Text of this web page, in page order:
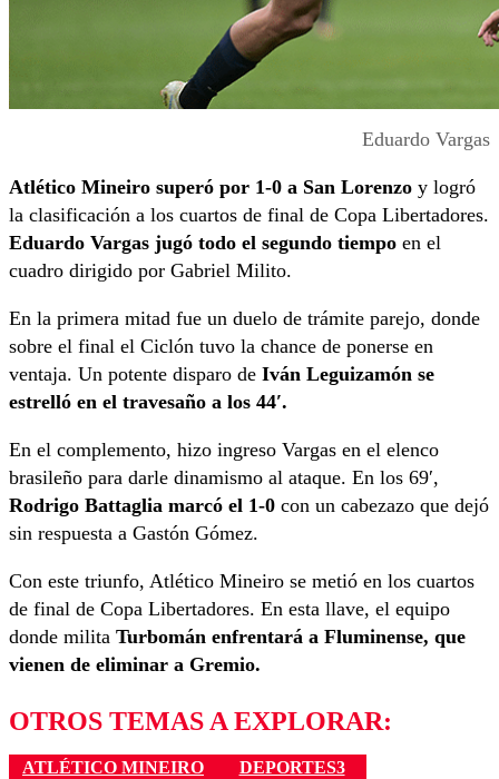
Eduardo Vargas
Atlético Mineiro superó por 1-0 a San Lorenzo y logró
la clasificación a los cuartos de final de Copa Libertadores.
Eduardo Vargas jugó todo el segundo tiempo en el
cuadro dirigido por Gabriel Milito.
En la primera mitad fue un duelo de trámite parejo, donde
sobre el final el Ciclón tuvo la chance de ponerse en
ventaja. Un potente disparo de Iván Leguizamón se
estrelló en el travesaño a los 44′.
En el complemento, hizo ingreso Vargas en el elenco
brasileño para darle dinamismo al ataque. En los 69′,
Rodrigo Battaglia marcó el 1-0 con un cabezazo que dejó
sin respuesta a Gastón Gómez.
Con este triunfo, Atlético Mineiro se metió en los cuartos
de final de Copa Libertadores. En esta llave, el equipo
donde milita Turbomán enfrentará a Fluminense, que
vienen de eliminar a Gremio.
OTROS TEMAS A EXPLORAR:
ATLÉTICO MINEIRO
DEPORTES3